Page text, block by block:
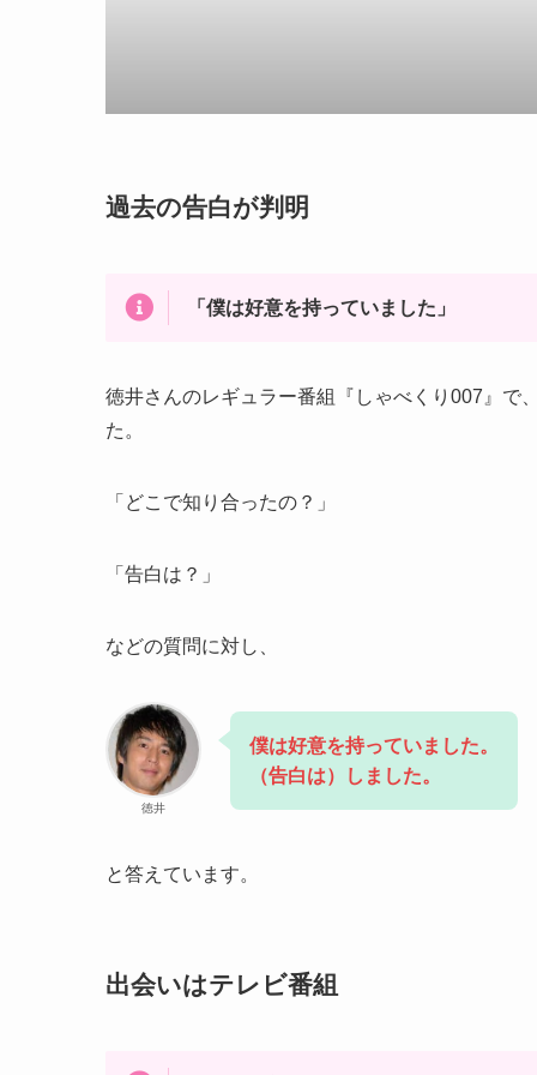
過去の告白が判明
「僕は好意を持っていました」
徳井さんのレギュラー番組『しゃべくり007』で
た。
「どこで知り合ったの？」
「告白は？」
などの質問に対し、
徳井
僕は好意を持っていました。
（告白は）しました。
と答えています。
出会いはテレビ番組